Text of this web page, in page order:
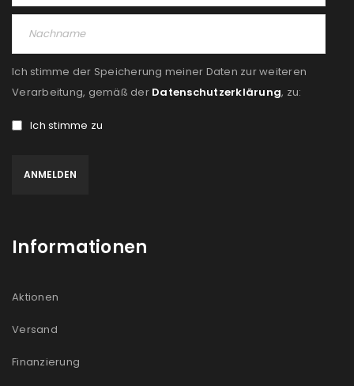
REGISTRIEREN
E-Mail-Adresse*
deine E-Mail-Adresse gesendet.
Please select all the ways you would like to hear from
akzeptiere die
Ich stimme der Speicherung meiner Daten zur weiteren
Verarbeitung, gemäß der Datenschutzerklärung, zu:
Ich stimme zu
Informationen
Aktionen
Versand
Finanzierung